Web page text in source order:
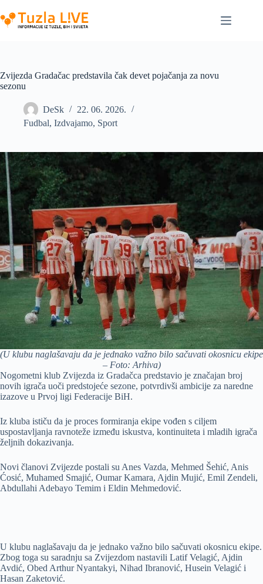
to
content
Zvijezda Gradačac predstavila čak devet pojačanja za novu
sezonu
DeSk
22. 06. 2026.
Fudbal, Izdvajamo, Sport
(U klubu naglašavaju da je jednako važno bilo sačuvati okosnicu ekipe
– Foto: Arhiva)
Nogometni klub Zvijezda iz Gradačca predstavio je značajan broj
novih igrača uoči predstojeće sezone, potvrdivši ambicije za naredne
izazove u Prvoj ligi Federacije BiH.
Iz kluba ističu da je proces formiranja ekipe vođen s ciljem
uspostavljanja ravnoteže između iskustva, kontinuiteta i mladih igrača
željnih dokazivanja.
Novi članovi Zvijezde postali su Anes Vazda, Mehmed Šehić, Anis
Ćosić, Muhamed Smajić, Oumar Kamara, Ajdin Mujić, Emil Zendeli,
Abdullahi Adebayo Temim i Eldin Mehmedović.
U klubu naglašavaju da je jednako važno bilo sačuvati okosnicu ekipe.
Zbog toga su saradnju sa Zvijezdom nastavili Latif Velagić, Ajdin
Avdić, Obed Arthur Nyantakyi, Nihad Ibranović, Husein Velagić i
Hasan Zaketović.